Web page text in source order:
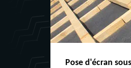
Pose d'écran